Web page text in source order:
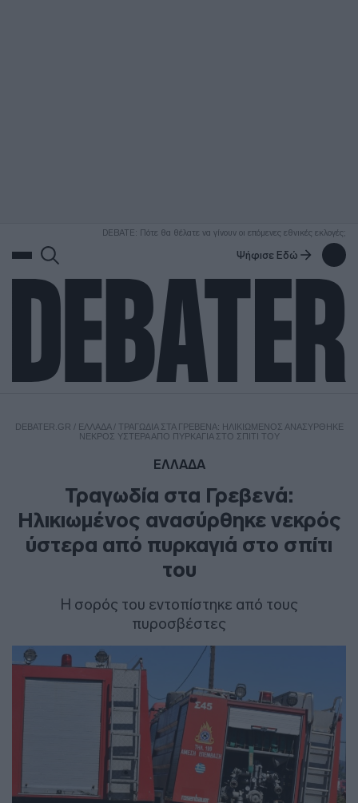
DEBATE: Πότε θα θέλατε να γίνουν οι επόμενες εθνικές εκλογές;
Ψήφισε Εδώ
DEBATER.GR / ΕΛΛΑΔΑ/ ΤΡΑΓΩΔΊΑ ΣΤΑ ΓΡΕΒΕΝΆ: ΗΛΙΚΙΩΜΈΝΟΣ ΑΝΑΣΎΡΘΗΚΕ
ΝΕΚΡΌΣ ΎΣΤΕΡΑ ΑΠΌ ΠΥΡΚΑΓΙΆ ΣΤΟ ΣΠΊΤΙ ΤΟΥ
ΕΛΛΑΔΑ
Τραγωδία στα Γρεβενά:
Ηλικιωμένος ανασύρθηκε νεκρός
ύστερα από πυρκαγιά στο σπίτι
του
Η σορός του εντοπίστηκε από τους
πυροσβέστες